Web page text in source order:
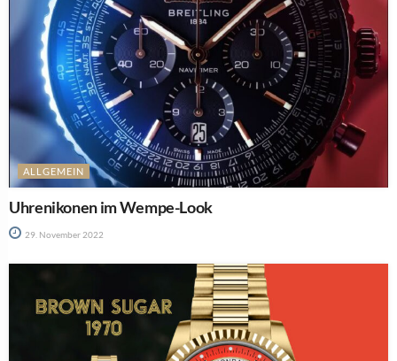
ALLGEMEIN
Uhrenikonen im Wempe-Look
29. November 2022